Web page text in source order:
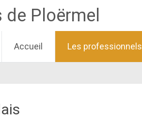
Ploërmel
Accueil Les professionnels